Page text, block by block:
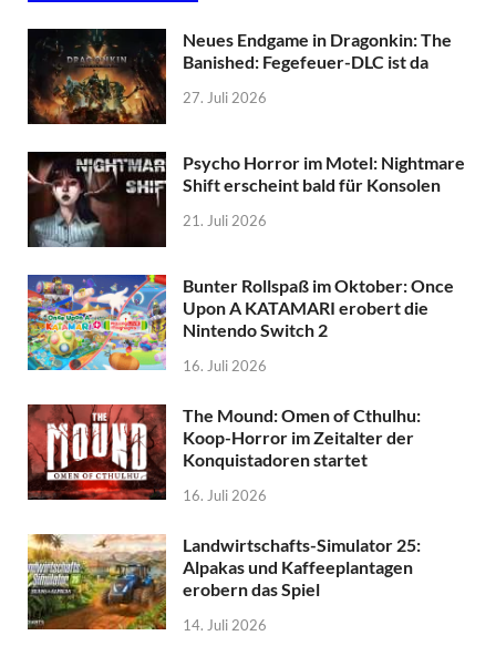
Neues Endgame in Dragonkin: The
Banished: Fegefeuer-DLC ist da
27. Juli 2026
Psycho Horror im Motel: Nightmare
Shift erscheint bald für Konsolen
21. Juli 2026
Bunter Rollspaß im Oktober: Once
Upon A KATAMARI erobert die
Nintendo Switch 2
16. Juli 2026
The Mound: Omen of Cthulhu:
Koop-Horror im Zeitalter der
Konquistadoren startet
16. Juli 2026
Landwirtschafts-Simulator 25:
Alpakas und Kaffeeplantagen
erobern das Spiel
14. Juli 2026